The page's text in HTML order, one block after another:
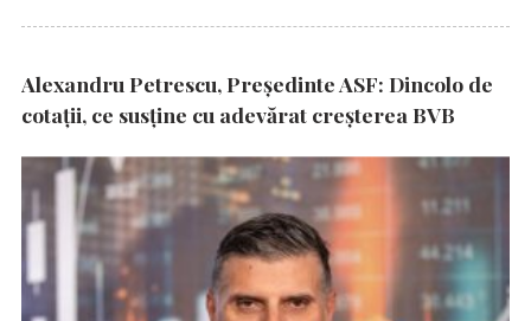
Alexandru Petrescu, Președinte ASF: Dincolo de
cotații, ce susține cu adevărat creșterea BVB